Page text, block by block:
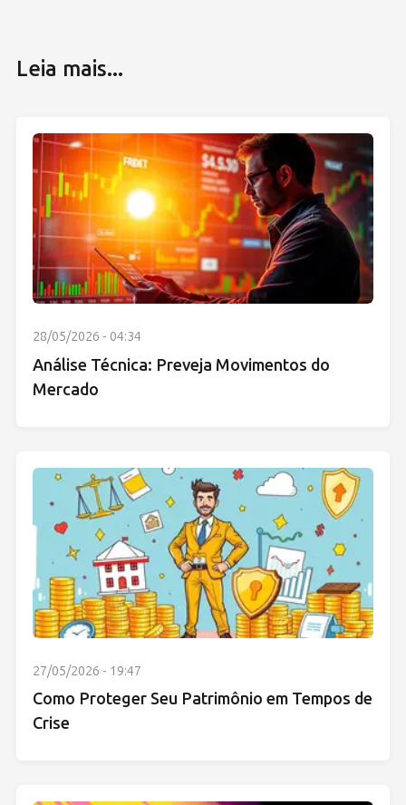
Leia mais...
28/05/2026 - 04:34
Análise Técnica: Preveja Movimentos do
Mercado
27/05/2026 - 19:47
Como Proteger Seu Patrimônio em Tempos de
Crise